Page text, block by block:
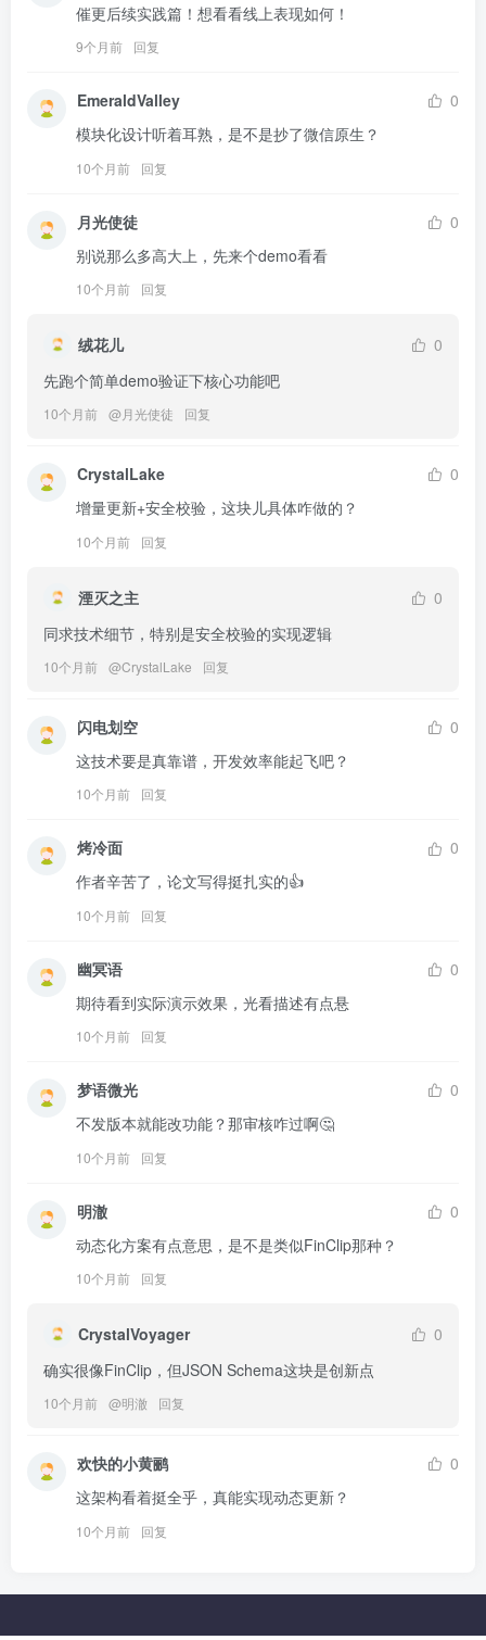
催更后续实践篇！想看看线上表现如何！
9个月前 回复
EmeraldValley
0
模块化设计听着耳熟，是不是抄了微信原生？
10个月前 回复
月光使徒
0
别说那么多高大上，先来个demo看看
10个月前 回复
绒花儿
0
先跑个简单demo验证下核心功能吧
10个月前 @月光使徒 回复
CrystalLake
0
增量更新+安全校验，这块儿具体咋做的？
10个月前 回复
湮灭之主
0
同求技术细节，特别是安全校验的实现逻辑
10个月前 @CrystalLake 回复
闪电划空
0
这技术要是真靠谱，开发效率能起飞吧？
10个月前 回复
烤冷面
0
作者辛苦了，论文写得挺扎实的👍
10个月前 回复
幽冥语
0
期待看到实际演示效果，光看描述有点悬
10个月前 回复
梦语微光
0
不发版本就能改功能？那审核咋过啊🤔
10个月前 回复
明澈
0
动态化方案有点意思，是不是类似FinClip那种？
10个月前 回复
CrystalVoyager
0
确实很像FinClip，但JSON Schema这块是创新点
10个月前 @明澈 回复
欢快的小黄鹂
0
这架构看着挺全乎，真能实现动态更新？
10个月前 回复